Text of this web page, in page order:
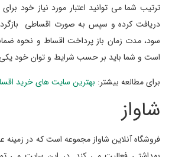
ترتیب شما می توانید اعتبار مورد نیاز خود
دریافت کرده و سپس به صورت اقساطی
سود، مدت زمان باز پرداخت اقساط و نحوه
است و شما باید بر حسب شرایط و توان خود یکی
برای مطالعه بیشتر: بهترین سایت های خرید
شاواز
فروشگاه آنلاین شاواز مجموعه است که در